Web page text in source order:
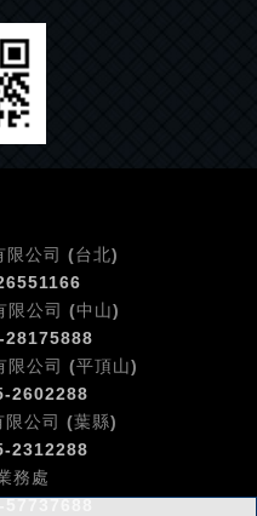
限公司 (台北)
限公司 (中山)
28175888
限公司 (平頂山)
2602288
限公司 (葉縣)
2312288
務處